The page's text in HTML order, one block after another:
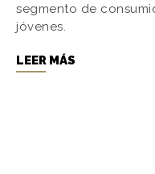
segmento de
jóvenes.
LEER MÁS